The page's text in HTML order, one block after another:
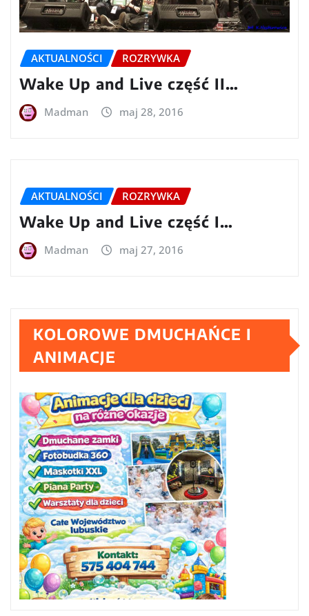
AKTUALNOŚCI ROZRYWKA
Wake Up and Live część II…
Madman maj 28, 2016
AKTUALNOŚCI ROZRYWKA
Wake Up and Live część I…
Madman maj 27, 2016
KOLOROWE DMUCHAŃCE I
ANIMACJE